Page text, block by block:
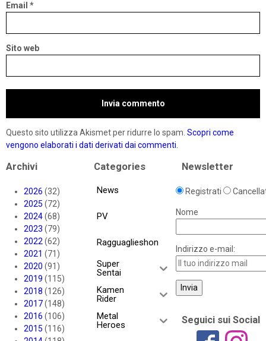
Email *
Sito web
Questo sito utilizza Akismet per ridurre lo spam. Scopri come
vengono elaborati i dati derivati dai commenti.
Archivi
2026 (32)
2025 (72)
2024(68)
2023 (79)
2022(62)
2021 (71)
2020 (91)
2019 (115)
2018 (126)
2017(148)
2016 (106)
2015 (116)
Categories
News
PV
Ragguaglieshon
Super
Sentai
Kamen
Rider
Metal
Heroes
Newsletter
Registrati
Nome
Indirizzo e-mail:
Seguici sui Social